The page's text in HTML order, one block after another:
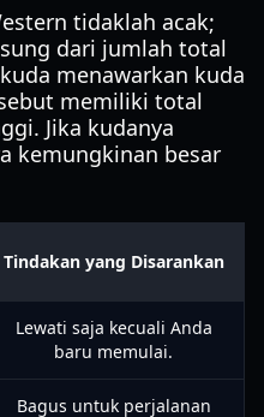
tidaklah acak;
dari jumlah total
menawarkan kuda
memiliki total
Jika kudanya
kemungkinan besar
Tindakan yang Disarankan
Lewati saja kecuali Anda
baru memulai.
Bagus untuk perjalanan